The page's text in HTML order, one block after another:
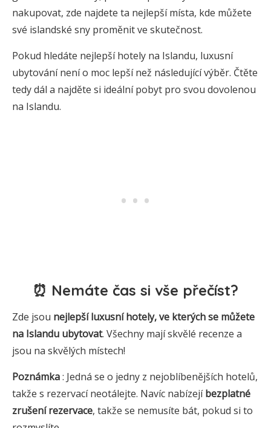
nakupovat, zde najdete ta nejlepší místa, kde můžete
své islandské sny proměnit ve skutečnost.
Pokud hledáte nejlepší hotely na Islandu, luxusní
ubytování není o moc lepší než následující výběr. Čtěte
tedy dál a najděte si ideální pobyt pro svou dovolenou
na Islandu.
⏰ Nemáte čas si vše přečíst?
Zde jsou nejlepší luxusní hotely, ve kterých se můžete
na Islandu ubytovat. Všechny mají skvělé recenze a
jsou na skvělých místech!
Poznámka: Jedná se o jedny z nejoblíbenějších hotelů,
takže s rezervací neotálejte. Navíc nabízejíbezplatné
zrušení rezervace, takže se nemusíte bát, pokud si to